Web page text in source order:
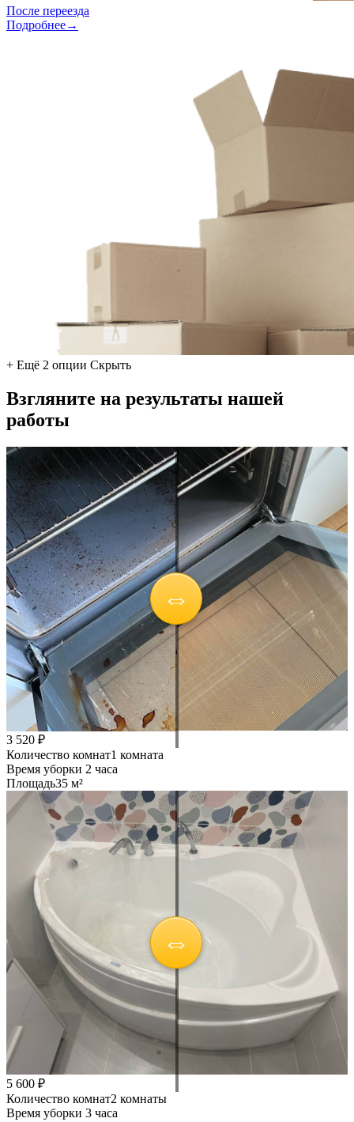
После переезда
Подробнее→
+ Ещё 2 опции Скрыть
Взгляните на результаты нашей
работы
3 520 ₽
Количество комнат1 комната
Время уборки 2 часа
Площадь35 м²
5 600 ₽
Количество комнат2 комнаты
Время уборки 3 часа